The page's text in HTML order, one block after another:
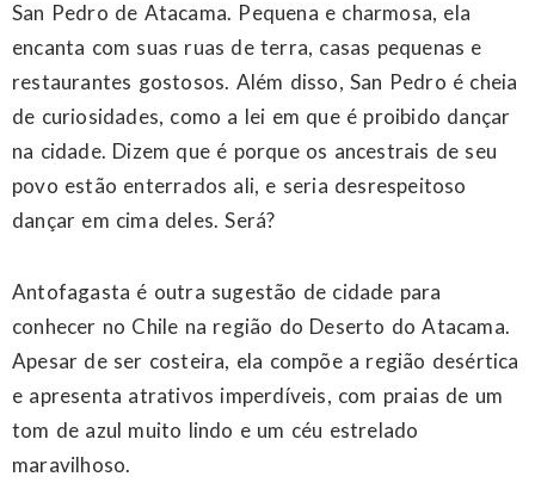
San Pedro de Atacama. Pequena e charmosa, ela
encanta com suas ruas de terra, casas pequenas e
restaurantes gostosos. Além disso, San Pedro é cheia
de curiosidades, como a lei em que é proibido dançar
na cidade. Dizem que é porque os ancestrais de seu
povo estão enterrados ali, e seria desrespeitoso
dançar em cima deles. Será?
Antofagasta é outra sugestão de cidade para
conhecer no Chile na região do Deserto do Atacama.
Apesar de ser costeira, ela compõe a região desértica
e apresenta atrativos imperdíveis, com praias de um
tom de azul muito lindo e um céu estrelado
maravilhoso.